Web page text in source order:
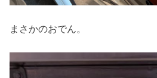
まさかのおでん。